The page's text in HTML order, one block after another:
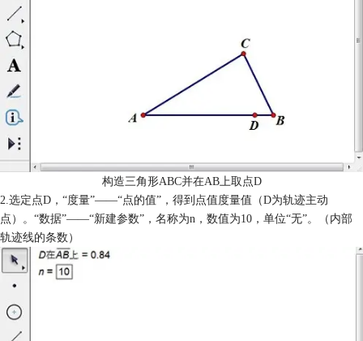
构造三角形ABC并在AB上取点D
2.选定点D，“度量”——“点的值”，得到点值度量值（D为轨迹主动
点）。“数据”——“新建参数”，名称为n，数值为10，单位“无”。（内部
轨迹线的条数）